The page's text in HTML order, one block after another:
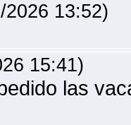
2026 13:52)
15:41)
las